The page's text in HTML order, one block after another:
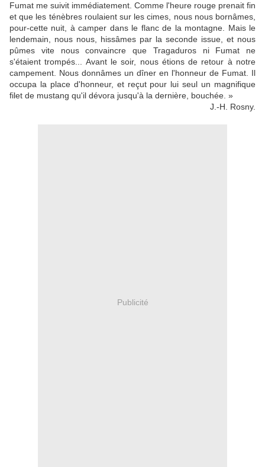
Fumat me suivit immédiatement. Comme l'heure rouge prenait fin
et que les ténèbres roulaient sur les cimes, nous nous bornâmes,
pour-cette nuit, à camper dans le flanc de la montagne. Mais le
lendemain, nous nous, hissâmes par la seconde issue, et nous
pûmes vite nous convaincre que Tragaduros ni Fumat ne
s'étaient trompés... Avant le soir, nous étions de retour à notre
campement. Nous donnâmes un dîner en l'honneur de Fumat. Il
occupa la place d'honneur, et reçut pour lui seul un magnifique
filet de mustang qu'il dévora jusqu'à la dernière, bouchée. »
J.-H. Rosny.
Publicité